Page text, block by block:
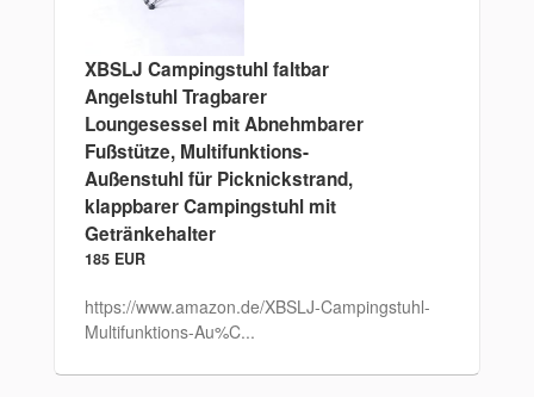
XBSLJ Campingstuhl faltbar
Angelstuhl Tragbarer
Loungesessel mit Abnehmbarer
Fußstütze, Multifunktions-
Außenstuhl für Picknickstrand,
klappbarer Campingstuhl mit
Getränkehalter
185 EUR
https://www.amazon.de/XBSLJ-Campingstuhl-
Multifunktions-Au%C...